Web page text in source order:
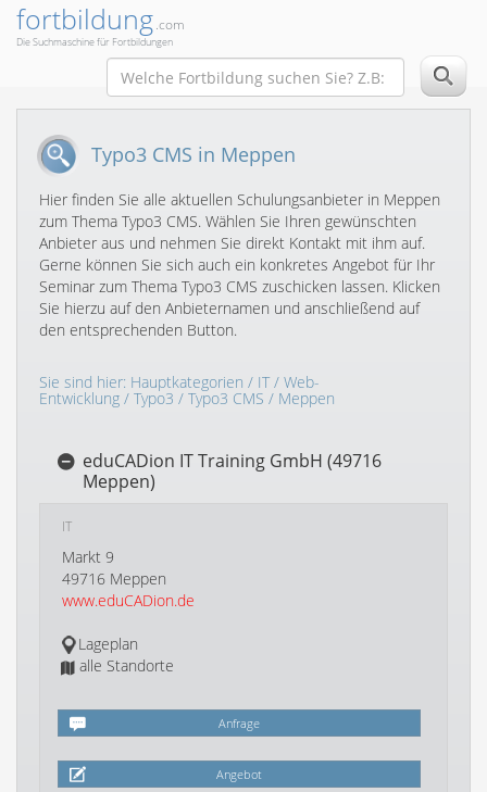
fortbildung.com
Die Suchmaschine für Fortbildungen
Typo3 CMS in Meppen
Hier finden Sie alle aktuellen Schulungsanbieter in Meppen
zum Thema Typo3 CMS. Wählen Sie Ihren gewünschten
Anbieter aus und nehmen Sie direkt Kontakt mit ihm auf.
Gerne können Sie sich auch ein konkretes Angebot für Ihr
Seminar zum Thema Typo3 CMS zuschicken lassen. Klicken
Sie hierzu auf den Anbieternamen und anschließend auf
den entsprechenden Button.
Sie sind hier: Hauptkategorien / IT/ Web-
Entwicklung / Typo3 / Typo3 CMS / Meppen
eduCADion IT Training GmbH (49716
Meppen)
IT
Markt 9
49716 Meppen
www.eduCADion.de
Lageplan
alle Standorte
Anfrage
Angebot